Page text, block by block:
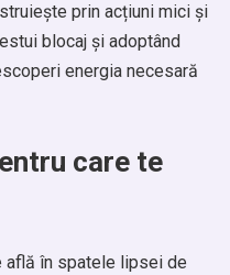
prin acțiuni mici și
blocaj și adoptând
energia necesară
care te
în spatele lipsei de